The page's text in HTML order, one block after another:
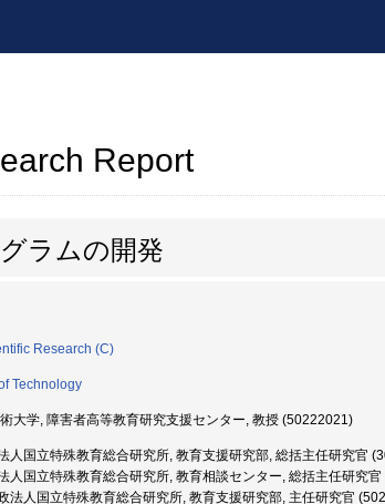
Report
ラムの開発
Research (C)
Technology
大学, 障害者高等教育研究支援センター, 教授 (50222021)
人国立特殊教育総合研究所, 教育支援研究部, 総括主任研究官
人国立特殊教育総合研究所, 教育相談センター, 総括主任研究
法人国立特殊教育総合研究所, 教育支援研究部, 主任研究官